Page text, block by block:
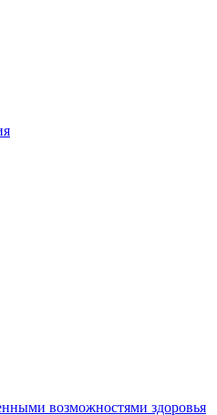
возможностями здоровья